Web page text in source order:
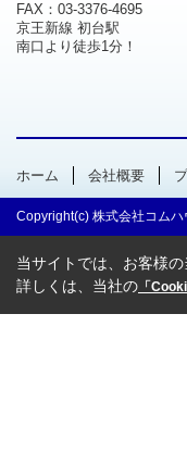
FAX：03-3376-4695
京王新線 初台駅
南口より徒歩1分！
ホーム 会社概要
Copyright(c) 株式会社コム
当サイトでは、お客様
詳しくは、当社の 「